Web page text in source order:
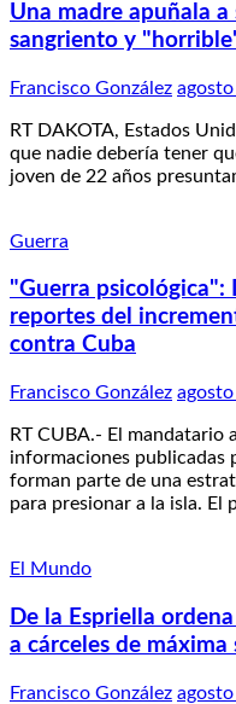
Una madre apuñala
sangriento y
Francisco González
RT DAKOTA, Estados
que nadie debería tener
joven de 22 años
Guerra
"Guerra psicológica":
reportes del
contra Cuba
Francisco González
RT CUBA.- El mandatario
informaciones publicadas
forman parte de una
para presionar a la isla. El
El Mundo
De la Espriella
a cárceles de
Francisco González